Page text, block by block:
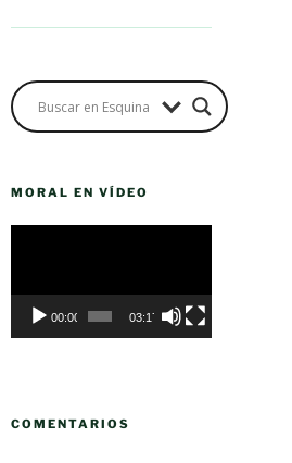
MORAL EN VÍDEO
00:00 03:17
COMENTARIOS